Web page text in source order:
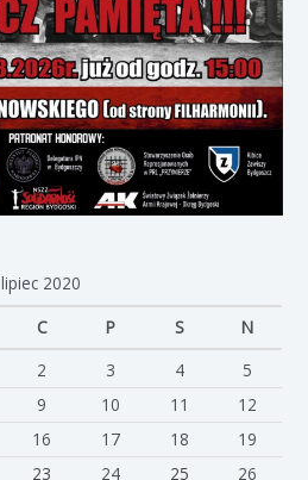
lipiec 2020
C P S
N
2 3 4
5
9 10 11
12
16 17 18
19
23 24 25 26